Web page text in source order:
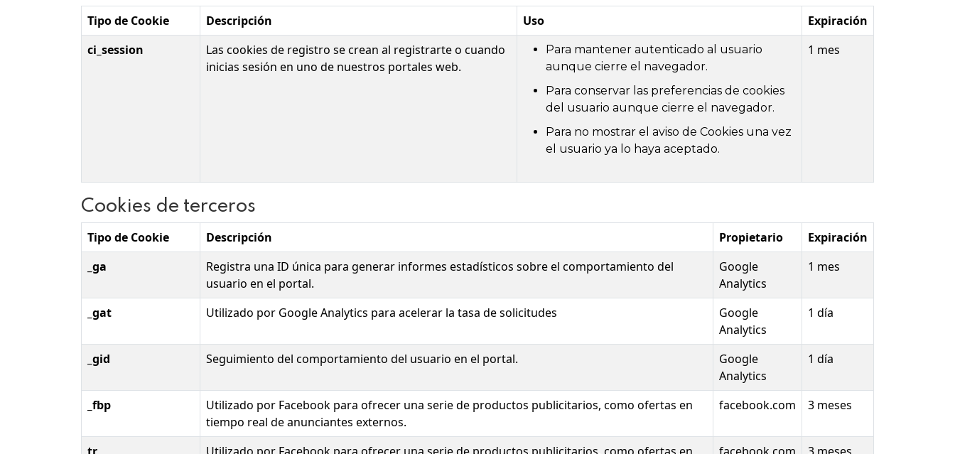
Tipo de Cookie Descripción Uso
Expiración
ci_session
Las cookies de registro se crean al registrarte o cuando
inicias sesión en uno de nuestros portales web.
Para mantener autenticado al usuario
aunque cierre el navegador.
Para conservar las preferencias de cookies
del usuario aunque cierre el navegador.
Para no mostrar el aviso de Cookies una vez
el usuario ya lo haya aceptado.
1 mes
Cookies de terceros
Tipo de Cookie Descripción Propietario
Expiración
_ga
Registra una ID única para generar informes estadísticos sobre el comportamiento del
usuario en el portal.
Google
Analytics
1 mes
_gat Utilizado por Google Analytics para acelerar la tasa de solicitudes
Google
Analytics
1 día
_gid Seguimiento del comportamiento del usuario en el portal.
Google
Analytics
1 día
_fbp
Utilizado por Facebook para ofrecer una serie de productos publicitarios, como ofertas en
tiempo real de anunciantes externos.
facebook.com 3 meses